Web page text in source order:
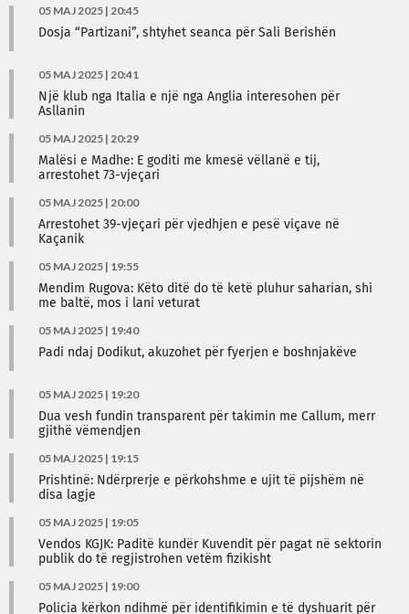
05 MAJ 2025 | 20:45
Dosja “Partizani”, shtyhet seanca për Sali Berishën
05 MAJ 2025 | 20:41
Një klub nga Italia e një nga Anglia interesohen për
Asllanin
05 MAJ 2025 | 20:29
Malësi e Madhe: E goditi me kmesë vëllanë e tij,
arrestohet 73-vjeçari
05 MAJ 2025 | 20:00
Arrestohet 39-vjeçari për vjedhjen e pesë viçave në
Kaçanik
05 MAJ 2025 | 19:55
Mendim Rugova: Këto ditë do të ketë pluhur saharian, shi
me baltë, mos i lani veturat
05 MAJ 2025 | 19:40
Padi ndaj Dodikut, akuzohet për fyerjen e boshnjakëve
05 MAJ 2025 | 19:20
Dua vesh fundin transparent për takimin me Callum, merr
gjithë vëmendjen
05 MAJ 2025 | 19:15
Prishtinë: Ndërprerje e përkohshme e ujit të pijshëm në
disa lagje
05 MAJ 2025 | 19:05
Vendos KGJK: Paditë kundër Kuvendit për pagat në sektorin
publik do të regjistrohen vetëm fizikisht
05 MAJ 2025 | 19:00
Policia kërkon ndihmë për identifikimin e të dyshuarit për